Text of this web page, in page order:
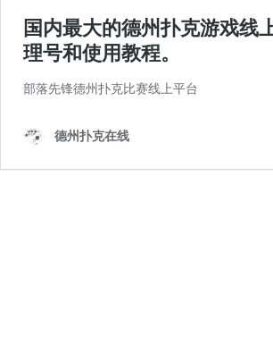
国内最大的德州扑克游戏
理号和使用教程。
部落先锋德州扑克比赛线上平台
德州扑克在线